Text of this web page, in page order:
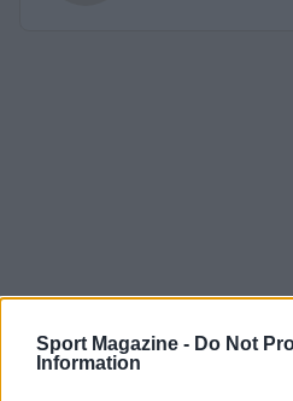
Sport Magazine - Do Not
Information